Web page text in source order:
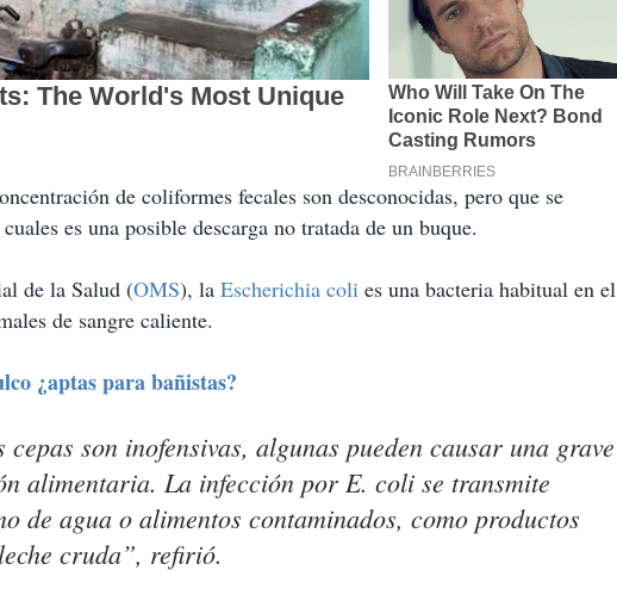
de coliformes fecales son desconocidas, pero que se
es una posible descarga no tratada de un buque.
de la Salud (OMS), la Escherichia coli es una bacteria habitual en el
de sangre caliente.
¿aptas para bañistas?
son inofensivas, algunas pueden causar una grave
alimentaria. La infección por E. coli se transmite
de agua o alimentos contaminados, como productos
cruda”, refirió.